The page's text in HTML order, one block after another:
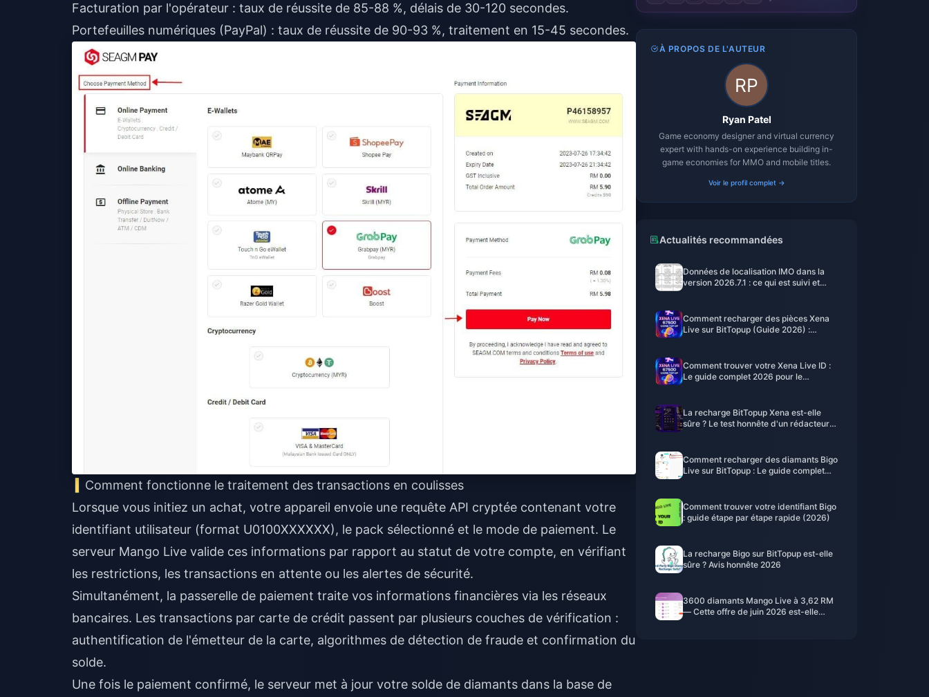
Facturation par l'opérateur : taux de réussite de 85-88 %, délais de 30-120 secondes.
Portefeuilles numériques (PayPal) : taux de réussite de 90-93 %, traitement en 15-45 secondes.
Comment fonctionne le traitement des transactions en coulisses
Lorsque vous initiez un achat, votre appareil envoie une requête API cryptée contenant votre
identifiant utilisateur (format U0100XXXXXX), le pack sélectionné et le mode de paiement. Le
serveur Mango Live valide ces informations par rapport au statut de votre compte, en vérifiant
les restrictions, les transactions en attente ou les alertes de sécurité.
Simultanément, la passerelle de paiement traite vos informations financières via les réseaux
bancaires. Les transactions par carte de crédit passent par plusieurs couches de vérification :
authentification de l'émetteur de la carte, algorithmes de détection de fraude et confirmation du
solde.
Une fois le paiement confirmé, le serveur met à jour votre solde de diamants dans la base de
À PROPOS DE L'AUTEUR
Ryan Patel
Game economy designer and virtual currency
expert with hands-on experience building in-
game economies for MMO and mobile titles.
Voir le profil complet →
Actualités recommandées
Données de localisation IMO dans la
version 2026.7.1 : ce qui est suivi et
Comment recharger des pièces Xena
Live sur BitTopup (Guide 2026) :
Comment trouver votre Xena Live ID :
Le guide complet 2026 pour le
La recharge BitTopup Xena est-elle
sûre ? Le test honnête d'un rédacteur
Comment recharger des diamants Bigo
Live sur BitTopup : Le guide complet
Comment trouver votre identifiant Bigo
: guide étape par étape rapide (2026)
La recharge Bigo sur BitTopup est-elle
sûre ? Avis honnête 2026
3600 diamants Mango Live à 3,62 RM
— Cette offre de juin 2026 est-elle